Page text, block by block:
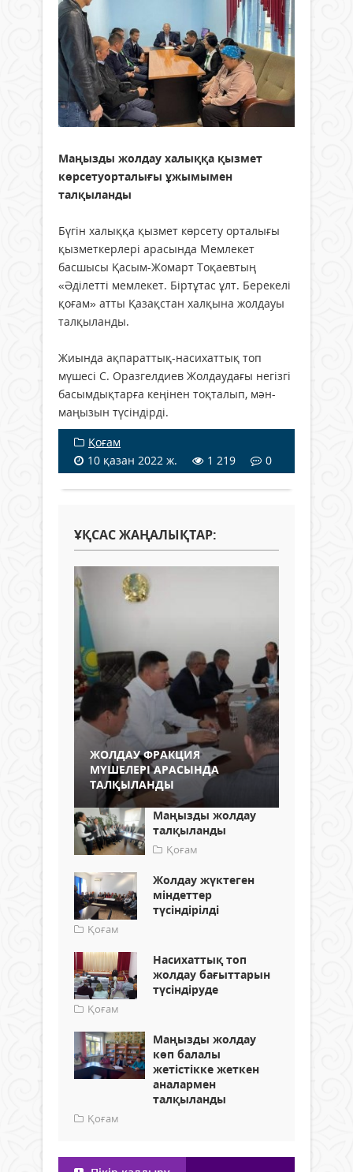
Маңызды жолдау халыққа қызмет
көрсетуорталығы ұжымымен
талқыланды
Бүгін халыққа қызмет көрсету орталығы
қызметкерлері арасында Мемлекет
басшысы Қасым-Жомарт Тоқаевтың
«Әділетті мемлекет. Біртұтас ұлт. Берекелі
қоғам» атты Қазақстан халқына жолдауы
талқыланды.
Жиында ақпараттық-насихаттық топ
мүшесі С. Оразгелдиев Жолдаудағы негізгі
басымдықтарға кеңінен тоқталып, мән-
маңызын түсіндірді.
Қоғам
10 қазан 2022 ж.
1 219 0
ҰҚСАС ЖАҢАЛЫҚТАР:
ЖОЛДАУ ФРАКЦИЯ
МҮШЕЛЕРІ АРАСЫНДА
ТАЛҚЫЛАНДЫ
Маңызды жолдау
талқыланды
Қоғам
Жолдау жүктеген
міндеттер
түсіндірілді
Қоғам
Насихаттық топ
жолдау бағыттарын
түсіндіруде
Қоғам
Маңызды жолдау
көп балалы
жетістікке жеткен
аналармен
талқыланды
Қоғам